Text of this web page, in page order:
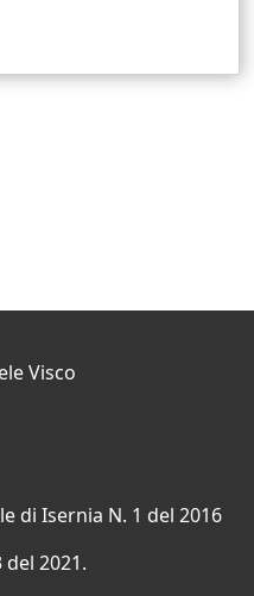
Visco
di Isernia N. 1 del 2016
2021.